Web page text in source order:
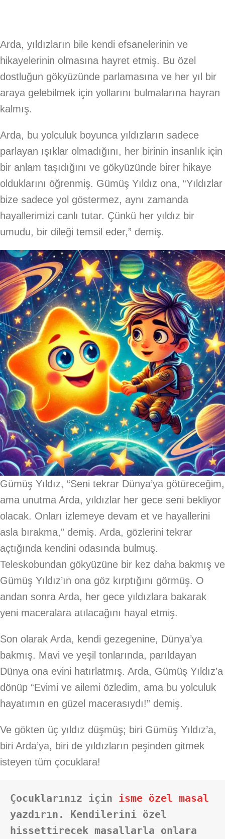
Arda, yıldızların bile kendi efsanelerinin ve
hikayelerinin olmasına hayret etmiş. Bu özel
dostluğun gökyüzünde parlamasına ve her yıl bir
araya gelebilmek için yollarını bulmalarına hayran
kalmış.
Arda, bu yolculuk boyunca yıldızların sadece
parlayan ışıklar olmadığını, her birinin insanlık için
bir anlam taşıdığını ve gökyüzünde birer hikaye
olduklarını öğrenmiş. Gümüş Yıldız ona, “Yıldızlar
bize sadece yol göstermez, aynı zamanda
hayallerimizi canlı tutar. Çünkü her yıldız bir
umudu, bir dileği temsil eder,” demiş.
Gümüş Yıldız, “Seni tekrar Dünya’ya götüreceğim,
ama unutma Arda, yıldızlar her gece seni bekliyor
olacak. Onları izlemeye devam et ve hayallerini
asla bırakma,” demiş. Arda, gözlerini tekrar
açtığında kendini odasında bulmuş.
Teleskobundan gökyüzüne bir kez daha bakmış ve
Gümüş Yıldız’ın ona göz kırptığını görmüş. O
andan sonra Arda, her gece yıldızlara bakarak
yeni maceralara atılacağını hayal etmiş.
Son olarak Arda, kendi gezegenine, Dünya’ya
bakmış. Mavi ve yeşil tonlarında, parıldayan
Dünya ona evini hatırlatmış. Arda, Gümüş Yıldız’a
dönüp “Evimi ve ailemi özledim, ama bu yolculuk
hayatımın en güzel macerasıydı!” demiş.
Ve gökten üç yıldız düşmüş; biri Gümüş Yıldız’a,
biri Arda’ya, biri de yıldızların peşinden gitmek
isteyen tüm çocuklara!
Çocuklarınız için isme özel masal
yazdırın. Kendilerini özel
hissettirecek masallarla onlara